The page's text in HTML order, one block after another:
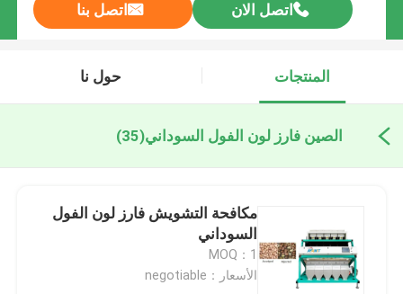
اتصل الان اتصل بنا
المنتجات حول نا
الصين فارز لون الفول السوداني(35)
مكافحة التشويش فارز لون الفول
السوداني
MOQ：1
الأسعار：negotiable